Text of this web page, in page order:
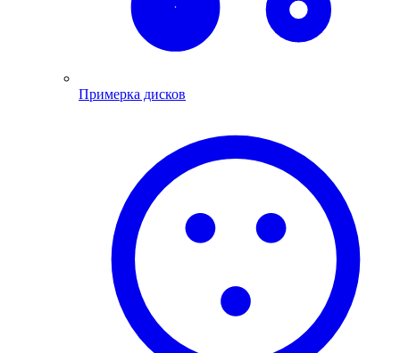
Примерка дисков